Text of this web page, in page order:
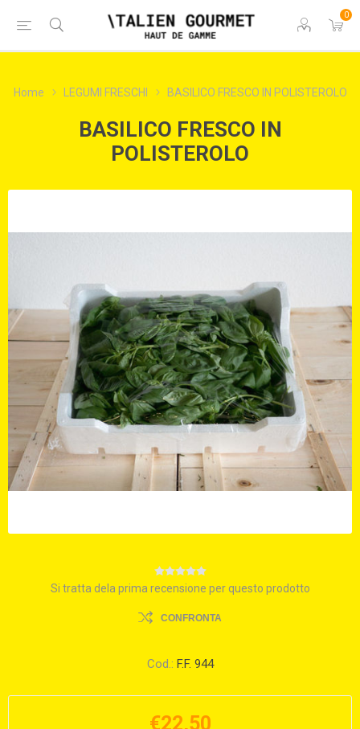
0
Home LEGUMI FRESCHI BASILICO FRESCO IN POLISTEROLO
BASILICO FRESCO IN
POLISTEROLO
Si tratta dela prima recensione per questo prodotto
CONFRONTA
Cod.: F.F. 944
€22,50